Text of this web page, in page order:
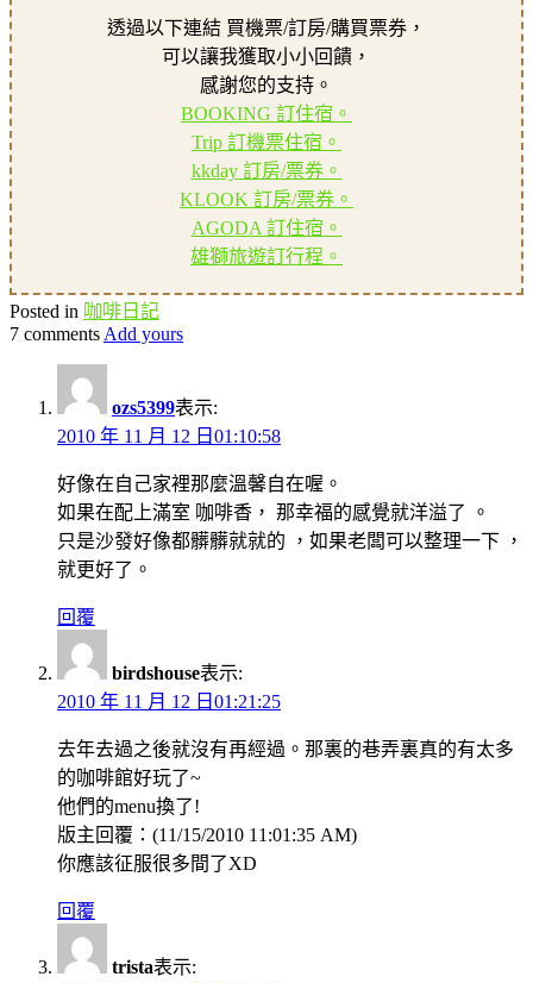
透過以下連結 買機票/訂房/購買票券，
可以讓我獲取小小回饋，
感謝您的支持。
BOOKING 訂住宿。
Trip 訂機票住宿。
kkday 訂房/票券。
KLOOK 訂房/票券。
AGODA 訂住宿。
雄獅旅遊訂行程。
Posted in 咖啡日記
7 comments Add yours
ozs5399表示:
2010 年 11 月 12 日01:10:58
好像在自己家裡那麼溫馨自在喔。
如果在配上滿室 咖啡香， 那幸福的感覺就洋溢了 。
只是沙發好像都髒髒就就的 ，如果老闆可以整理一下 ，
就更好了。
回覆
birdshouse表示:
2010 年 11 月 12 日01:21:25
去年去過之後就沒有再經過。那裏的巷弄裏真的有太多
的咖啡館好玩了~
他們的menu換了!
版主回覆：(11/15/2010 11:01:35 AM)
你應該征服很多間了XD
回覆
trista表示: